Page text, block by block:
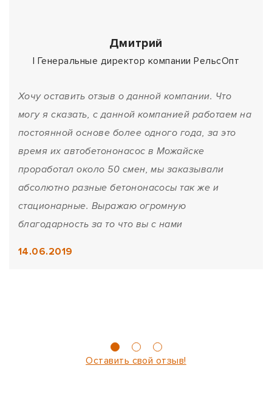
Дмитрий
| Генеральные директор компании РельсОпт
Хочу оставить отзыв о данной компании. Что
могу я сказать, с данной компанией работаем на
постоянной основе более одного года, за это
время их автобетононасос в Можайске
проработал около 50 смен, мы заказывали
абсолютно разные бетононасосы так же и
стационарные. Выражаю огромную
благодарность за то что вы с нами
14.06.2019
Оставить свой отзыв!